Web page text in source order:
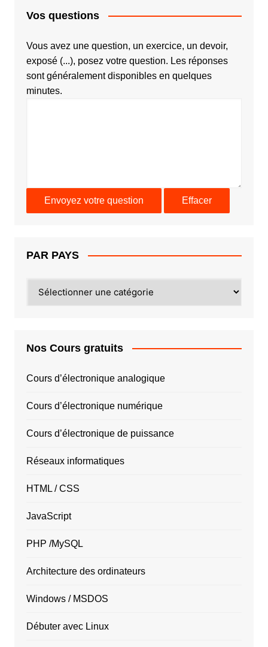
Vos questions
Vous avez une question, un exercice, un devoir,
exposé (...), posez votre question. Les réponses
sont généralement disponibles en quelques
minutes.
PAR PAYS
PAYS
Nos Cours gratuits
Cours d’électronique analogique
Cours d’électronique numérique
Cours d’électronique de puissance
Réseaux informatiques
HTML / CSS
JavaScript
PHP /MySQL
Architecture des ordinateurs
Windows / MSDOS
Débuter avec Linux